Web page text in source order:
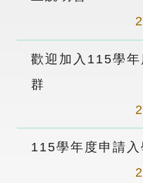
歡迎加入115學
群
115學年度申請